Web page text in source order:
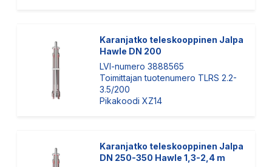
Karanjatko teleskooppinen Jalpa
Hawle DN 200
LVI-numero 3888565
Toimittajan tuotenumero TLRS 2.2-
3.5/200
Pikakoodi XZ14
Karanjatko teleskooppinen Jalpa
DN 250-350 Hawle 1,3-2,4 m